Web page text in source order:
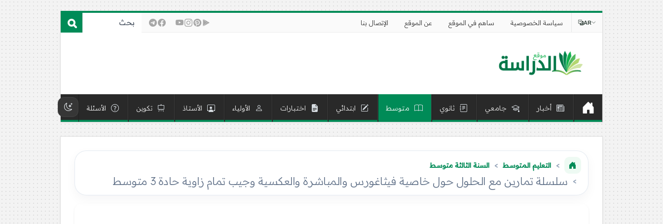
سياسة الخصوصية ساهم في الموقع عن الموقع الإتصال بنا AR
أخبار جامعي ثانوي متوسط ابتدائي اختبارات الأولياء الأستاذ تكوين الأسئلة
التعليم المتوسط السنة الثالثة متوسط
سلسلة تمارين مع الحلول حول خاصية فيثاغورس والمباشرة والعكسية وجيب تمام زاوية حادة 3 متوسط